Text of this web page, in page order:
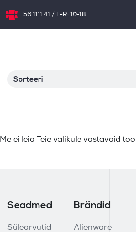
NB.ee
56 1111 41 / E-R: 10-18
Sorteeri
Me ei leia Teie valikule vastavaid
Seadmed
Sülearvutid
Brändid
Alienware